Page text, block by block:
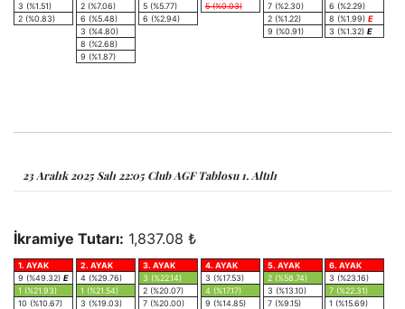
3 (%1.51)
2 (%0.83)
2 (%7.06)
6 (%5.48)
3 (%4.80)
8 (%2.68)
9 (%1.87)
5 (%5.77)
6 (%2.94)
5 (%0.03)
7 (%2.30)
2 (%1.22)
9 (%0.91)
6 (%2.29)
8 (%1.99) E
3 (%1.32) E
23 Aralık 2025 Salı 22:05 Club AGF Tablosu 1. Altılı
İkramiye Tutarı: 1,837.08 ₺
1. AYAK
9 (%49.32) E
1 (%21.93)
10 (%10.67)
2. AYAK
4 (%29.76)
1 (%21.54)
3 (%19.03)
3. AYAK
3 (%22.14)
2 (%20.07)
7 (%20.00)
4. AYAK
3 (%17.53)
4 (%17.17)
9 (%14.85)
5. AYAK
2 (%58.74)
3 (%13.10)
7 (%9.15)
6. AYAK
3 (%23.16)
7 (%22.31)
1 (%15.69)